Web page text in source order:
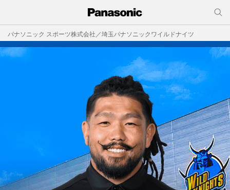
パナソニック スポーツ株式会社／埼玉パナソニックワイルドナイツ